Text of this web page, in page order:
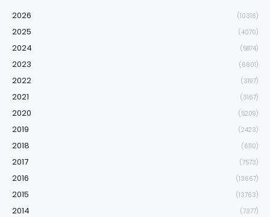
2026 (10316)
2025 (4070)
2024 (5874)
2023 (6601)
2022 (3197)
2021 (3167)
2020 (5209)
2019 (2423)
2018 (6110)
2017 (7573)
2016 (13667)
2015 (13763)
2014 (7377)